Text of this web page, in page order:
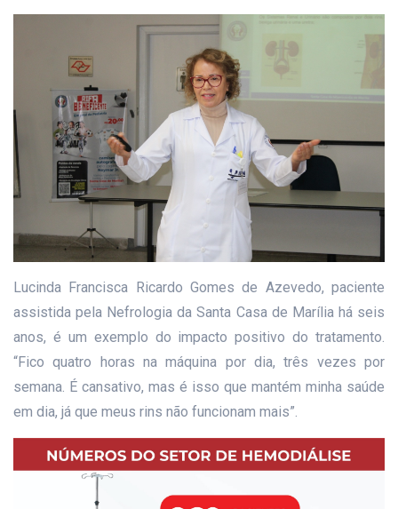
Lucinda Francisca Ricardo Gomes de Azevedo, paciente
assistida pela Nefrologia da Santa Casa de Marília há seis
anos, é um exemplo do impacto positivo do tratamento.
“Fico quatro horas na máquina por dia, três vezes por
semana. É cansativo, mas é isso que mantém minha saúde
em dia, já que meus rins não funcionam mais”.